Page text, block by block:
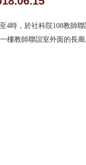
4時，於社科院108教師
樓教師聯誼室外面的長